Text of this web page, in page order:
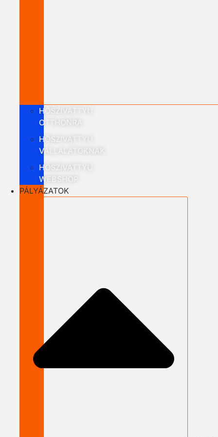
HŐSZIVATTYÚ
OTTHONRA
HŐSZIVATTYÚ
VÁLLALATOKNAK
HŐSZIVATTYÚ
WEBSHOP
PÁLYÁZATOK